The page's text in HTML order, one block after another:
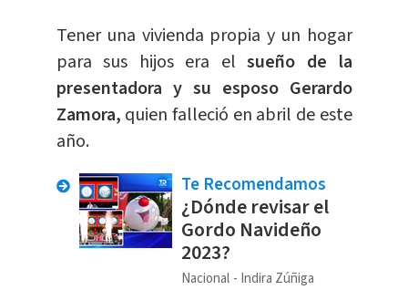
Tener una vivienda propia y un hogar
para sus hijos era elsueño de la
presentadora y su esposo Gerardo
Zamora, quien falleció en abril de este
año.
Te Recomendamos
¿Dónde revisar el
Gordo Navideño
2023?
Nacional Indira Zúñiga